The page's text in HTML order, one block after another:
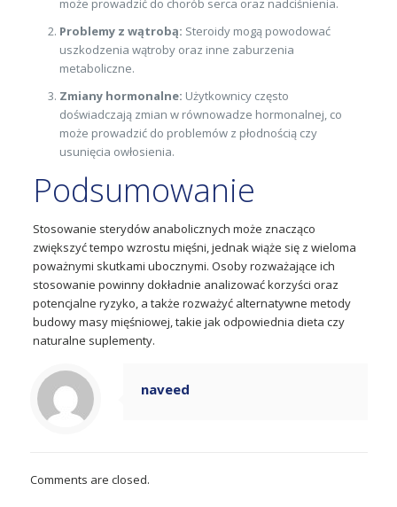
może prowadzić do chorób serca oraz nadciśnienia.
Problemy z wątrobą: Steroidy mogą powodować
uszkodzenia wątroby oraz inne zaburzenia
metaboliczne.
Zmiany hormonalne: Użytkownicy często
doświadczają zmian w równowadze hormonalnej, co
może prowadzić do problemów z płodnością czy
usunięcia owłosienia.
Podsumowanie
Stosowanie sterydów anabolicznych może znacząco
zwiększyć tempo wzrostu mięśni, jednak wiąże się z wieloma
poważnymi skutkami ubocznymi. Osoby rozważające ich
stosowanie powinny dokładnie analizować korzyści oraz
potencjalne ryzyko, a także rozważyć alternatywne metody
budowy masy mięśniowej, takie jak odpowiednia dieta czy
naturalne suplementy.
naveed
Comments are closed.